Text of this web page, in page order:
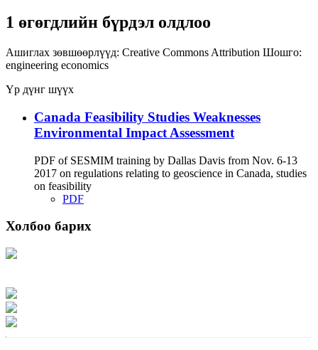
1 өгөгдлийн бүрдэл олдлоо
Ашиглах зөвшөөрлүүд: Creative Commons Attribution Шошго:
engineering economics
Үр дүнг шүүх
Canada Feasibility Studies Weaknesses
Environmental Impact Assessment
PDF of SESMIM training by Dallas Davis from Nov. 6-13
2017 on regulations relating to geoscience in Canada, studies
on feasibility
PDF
Холбоо барих